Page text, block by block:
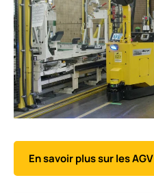
En savoir plus sur les AGV